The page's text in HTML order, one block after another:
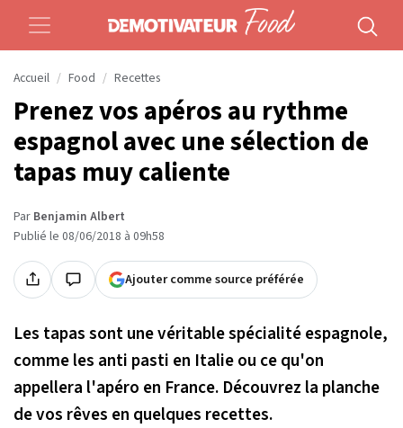
Accueil Food Recettes
Prenez vos apéros au rythme
espagnol avec une sélection de
tapas muy caliente
Par Benjamin Albert
Publié le 08/06/2018 à 09h58
Ajouter comme source préférée
Les tapas sont une véritable spécialité espagnole,
comme les anti pasti en Italie ou ce qu'on
appellera l'apéro en France. Découvrez la planche
de vos rêves en quelques recettes.